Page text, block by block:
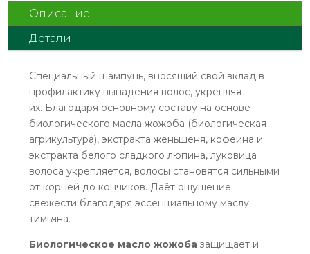
выпадения
волос,
500ml
Описание
Детали
Специальный шампунь, вносящий свой вклад в
профилактику выпадения волос, укрепляя
их. Благодаря основному составу на основе
биологического масла жожобa (биологическая
агрикультура), экстракта женьшеня, кофеина и
экстракта белого сладкого люпина, луковица
волоса укрепляется, волосы становятся сильными
от корней до кончиков. Даёт ощущение
свежести благодаря эссенциальному маслу
тимьяна.
Биологическое масло жожобa защищает и